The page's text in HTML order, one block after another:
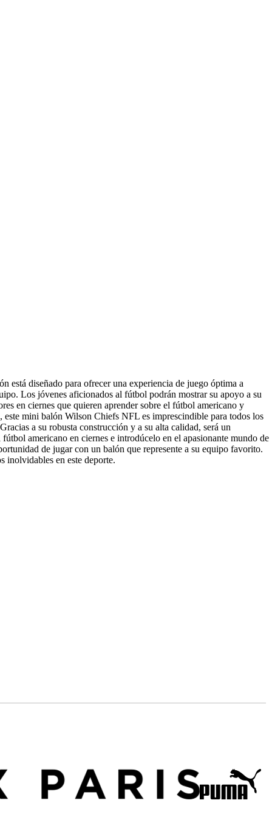
diseñado para ofrecer una experiencia de juego óptima a
Los jóvenes aficionados al fútbol podrán mostrar su apoyo a su
en ciernes que quieren aprender sobre el fútbol americano y
mini balón Wilson Chiefs NFL es imprescindible para todos los
a su robusta construcción y a su alta calidad, será un
americano en ciernes e introdúcelo en el apasionante mundo de
de jugar con un balón que represente a su equipo favorito.
inolvidables en este deporte.